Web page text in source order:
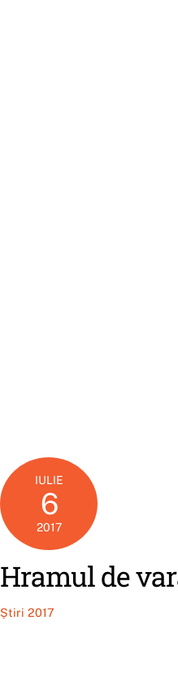
IULIE
6
2017
Hramul de
Știri 2017